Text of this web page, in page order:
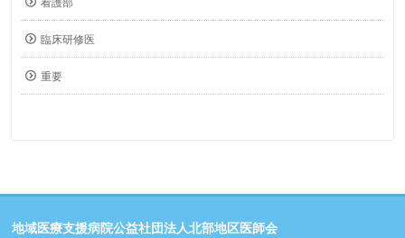
臨床研修医
重要
地域医療支援病院公益社団法人北部地区医師会